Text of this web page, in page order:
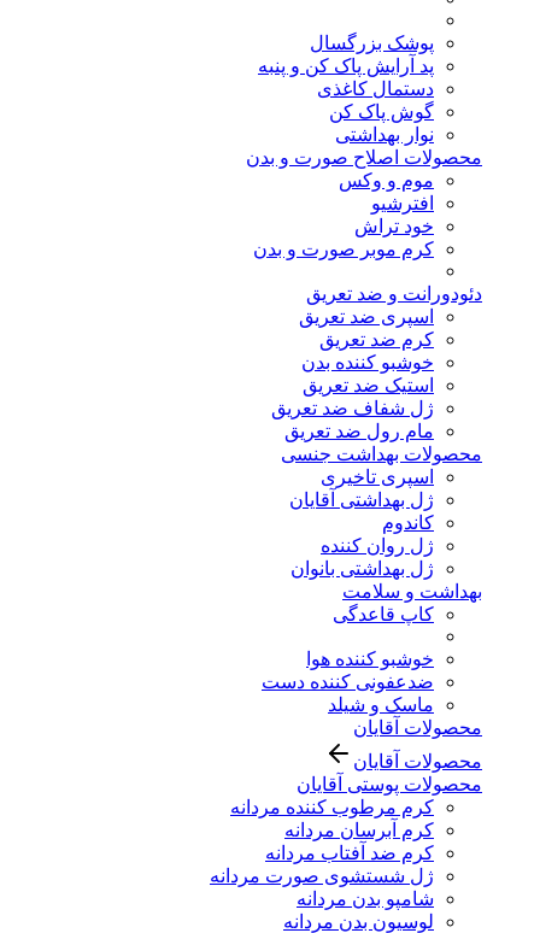
پوشک بزرگسال
پد آرایش پاک کن و پنبه
دستمال کاغذی
گوش پاک کن
نوار بهداشتی
محصولات اصلاح صورت و بدن
موم و وکس
افترشیو
خود تراش
کرم موبر صورت و بدن
دئودورانت و ضد تعریق
اسپری ضد تعریق
کرم ضد تعریق
خوشبو کننده بدن
استیک ضد تعریق
ژل شفاف ضد تعریق
مام رول ضد تعریق
محصولات بهداشت جنسی
اسپری تاخیری
ژل بهداشتی آقایان
کاندوم
ژل روان کننده
ژل بهداشتی بانوان
بهداشت و سلامت
کاپ قاعدگی
خوشبو کننده هوا
ضدعفونی کننده دست
ماسک و شیلد
محصولات آقایان
محصولات آقایان
محصولات پوستی آقایان
کرم مرطوب کننده مردانه
کرم آبرسان مردانه
کرم ضد آفتاب مردانه
ژل شستشوی صورت مردانه
شامپو بدن مردانه
لوسیون بدن مردانه